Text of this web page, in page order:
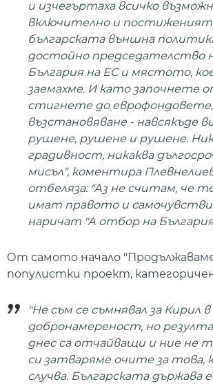
и изчегъртаха всичко
включително и
българската външна
достойно председателство
България на ЕС и мястото,
заемахме. И като започнете
стигнете до еврофондовете,
възстановяване - навсякъде
рушене, рушене и рушене.
градивност, никаква
мисъл", коментира
отбеляза: "Аз не считам, че
имат правото и
наричат "А отбор на
От самото начало
популистки проект,
"Не съм се съмнявал за Кирил
добронамереност, но
днес са отчайващи и ние не
си затваряме очите за това,
случва. Българската държава